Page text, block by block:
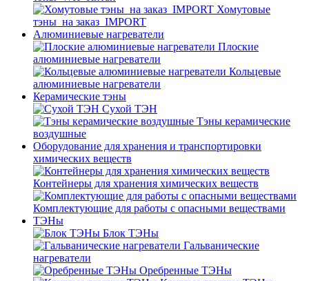
Хомутовые
тэны_на заказ_IMPORT
Алюминиевые нагреватели
Плоские
алюминиевые нагреватели
Кольцевые
алюминиевые нагреватели
Керамические тэны
Сухой ТЭН
Тэны керамические
воздушные
Оборудование для хранения и транспортировки
химических веществ
Контейнеры для хранения химических веществ
Комплектующие для работы с опасными веществами
ТЭНы
Блок ТЭНы
Гальванические
нагреватели
Оребренные ТЭНы